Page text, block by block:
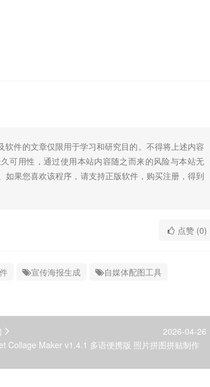
件的文章仅限用于学习和研究目的。不得将上述内容
可用性，通过使用本站内容随之而来的风险与本站无
果您喜欢该程序，请支持正版软件，购买注册，得到
点赞 (0)
宣传海报生成
自媒体配图工具
2026-04-26
Collage Maker v1.4.1 多语便携版 照片拼图拼贴制作